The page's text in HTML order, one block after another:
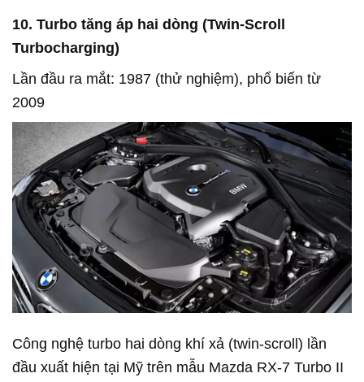
10. Turbo tăng áp hai dòng (Twin-Scroll
Turbocharging)
Lần đầu ra mắt: 1987 (thử nghiệm), phổ biến từ
2009
Công nghệ turbo hai dòng khí xả (twin-scroll) lần
đầu xuất hiện tại Mỹ trên mẫu Mazda RX-7 Turbo II